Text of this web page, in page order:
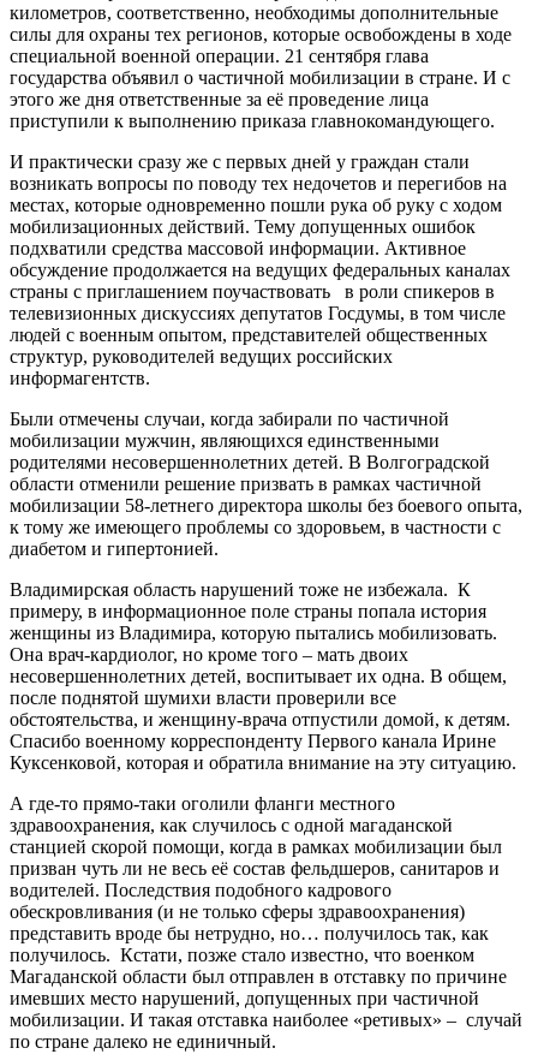
километров, соответственно, необходимы дополнительные
силы для охраны тех регионов, которые освобождены в ходе
специальной военной операции. 21 сентября глава
государства объявил о частичной мобилизации в стране. И с
этого же дня ответственные за её проведение лица
приступили к выполнению приказа главнокомандующего.
И практически сразу же с первых дней у граждан стали
возникать вопросы по поводу тех недочетов и перегибов на
местах, которые одновременно пошли рука об руку с ходом
мобилизационных действий. Тему допущенных ошибок
подхватили средства массовой информации. Активное
обсуждение продолжается на ведущих федеральных каналах
страны с приглашением поучаствовать в роли спикеров в
телевизионных дискуссиях депутатов Госдумы, в том числе
людей с военным опытом, представителей общественных
структур, руководителей ведущих российских
информагентств.
Были отмечены случаи, когда забирали по частичной
мобилизации мужчин, являющихся единственными
родителями несовершеннолетних детей. В Волгоградской
области отменили решение призвать в рамках частичной
мобилизации 58-летнего директора школы без боевого опыта,
к тому же имеющего проблемы со здоровьем, в частности с
диабетом и гипертонией.
Владимирская область нарушений тоже не избежала. К
примеру, в информационное поле страны попала история
женщины из Владимира, которую пытались мобилизовать.
Она врач-кардиолог, но кроме того – мать двоих
несовершеннолетних детей, воспитывает их одна. В общем,
после поднятой шумихи власти проверили все
обстоятельства, и женщину-врача отпустили домой, к детям.
Спасибо военному корреспонденту Первого канала Ирине
Куксенковой, которая и обратила внимание на эту ситуацию.
А где-то прямо-таки оголили фланги местного
здравоохранения, как случилось с одной магаданской
станцией скорой помощи, когда в рамках мобилизации был
призван чуть ли не весь её состав фельдшеров, санитаров и
водителей. Последствия подобного кадрового
обескровливания (и не только сферы здравоохранения)
представить вроде бы нетрудно, но… получилось так, как
получилось. Кстати, позже стало известно, что военком
Магаданской области был отправлен в отставку по причине
имевших место нарушений, допущенных при частичной
мобилизации. И такая отставка наиболее «ретивых» – случай
по стране далеко не единичный.